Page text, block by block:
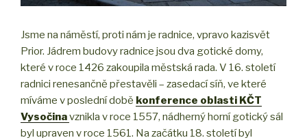
Jsme na náměstí, proti nám je radnice, vpravo kazisvět
Prior. Jádrem budovy radnice jsou dva gotické domy,
které v roce 1426 zakoupila městská rada. V 16. století
radnici renesančně přestavěli – zasedací síň, ve které
míváme v poslední době konference oblasti KČT
Vysočinavznikla v roce 1557, nádherný horní gotický sál
byl upraven v roce 1561. Na začátku 18. století byl